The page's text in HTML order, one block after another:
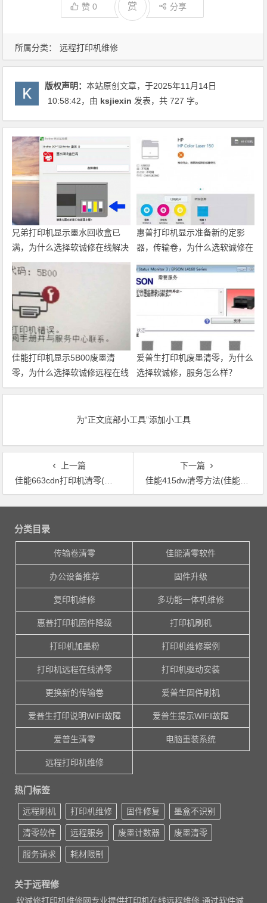
所属分类： 远程打印机维修
赞0 赏 分享
版权声明：本站原创文章，于2025年11月14日
10:58:42，由 ksjiexin 发表，共 727 字。
兄弟打印机显示墨水回收盒已
满，为什么选择软诚修在线解决
惠普打印机显示准备新的定影
器，传输卷，为什么选软诚修在
佳能打印机显示5B00废墨清
零，为什么选择软诚修远程在线
清零？
爱普生打印机废墨清零，为什么
选择软诚修，服务怎么样？
为“正文底部小工具”添加小工具
上一篇
佳能663cdn打印机清零(佳能663cdn打印机如何完成清零？)
下一篇
佳能415dw清零方法(佳能415dw打印机怎样复位清零？)
文章导航
分类目录
传输卷清零 佳能清零软件
办公设备推荐 固件升级
复印机维修 多功能一体机维修
惠普打印机固件降级 打印机刷机
打印机加墨粉 打印机维修案例
打印机远程在线清零 打印机驱动安装
更换新的传输卷 爱普生固件刷机
爱普生打印说明WIFI故障 爱普生提示WIFI故障
爱普生清零 电脑重装系统
远程打印机维修
热门标签
远程刷机 打印机维修 固件修复 墨盒不识别
清零软件 远程服务 废墨计数器 废墨清零
服务请求 耗材限制
关于远程修
软诚修打印机维修网专业提供打印机在线远程维修,通过软件诚